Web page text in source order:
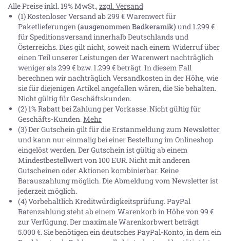
Alle Preise inkl. 19% MwSt., zzgl. Versand
(1) Kostenloser Versand ab 299 € Warenwert für
Paketlieferungen(ausgenommen Badkeramik) und 1.299 €
für Speditionsversand innerhalb Deutschlands und
Österreichs. Dies gilt nicht, soweit nach einem Widerruf über
einen Teil unserer Leistungen der Warenwert nachträglich
weniger als 299 € bzw. 1.299 € beträgt. In diesem Fall
berechnen wir nachträglich Versandkosten in der Höhe, wie
sie für diejenigen Artikel angefallen wären, die Sie behalten.
Nicht gültig für Geschäftskunden.
(2) 1% Rabatt bei Zahlung per Vorkasse. Nicht gültig für
Geschäfts-Kunden.Mehr
(3) Der Gutschein gilt für die Erstanmeldung zum Newsletter
und kann nur einmalig bei einer Bestellung im Onlineshop
eingelöst werden. Der Gutschein ist gültig ab einem
Mindestbestellwert von 100 EUR. Nicht mit anderen
Gutscheinen oder Aktionen kombinierbar. Keine
Barauszahlung möglich. Die Abmeldung vom Newsletter ist
jederzeit möglich.
(4) Vorbehaltlich Kreditwürdigkeitsprüfung. PayPal
Ratenzahlung steht ab einem Warenkorb in Höhe von99 €
zur Verfügung. Der maximale Warenkorbwert beträgt
5.000 €. Sie benötigen ein deutsches PayPal-Konto, in dem ein